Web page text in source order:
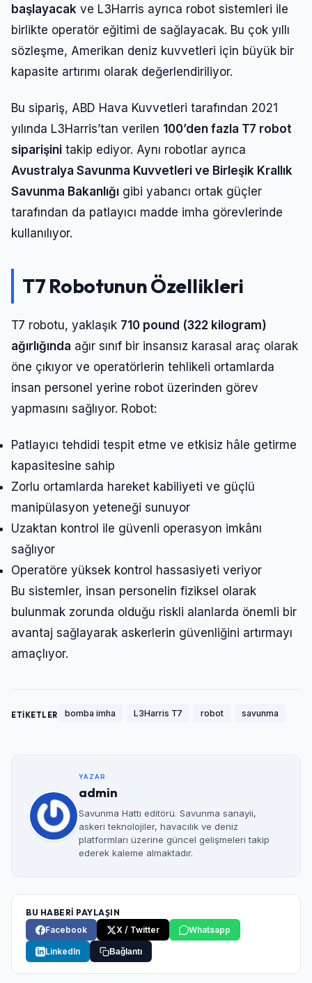
başlayacak ve L3Harris ayrıca robot sistemleri ile
birlikte operatör eğitimi de sağlayacak. Bu çok yıllı
sözleşme, Amerikan deniz kuvvetleri için büyük bir
kapasite artırımı olarak değerlendiriliyor.
Bu sipariş, ABD Hava Kuvvetleri tarafından 2021
yılında L3Harris’tan verilen 100’den fazla T7 robot
siparişini takip ediyor. Aynı robotlar ayrıca
Avustralya Savunma Kuvvetleri ve Birleşik Krallık
Savunma Bakanlığı gibi yabancı ortak güçler
tarafından da patlayıcı madde imha görevlerinde
kullanılıyor.
T7 Robotunun Özellikleri
T7 robotu, yaklaşık 710 pound (322 kilogram)
ağırlığında ağır sınıf bir insansız karasal araç olarak
öne çıkıyor ve operatörlerin tehlikeli ortamlarda
insan personel yerine robot üzerinden görev
yapmasını sağlıyor. Robot:
Patlayıcı tehdidi tespit etme ve etkisiz hâle getirme
kapasitesine sahip
Zorlu ortamlarda hareket kabiliyeti ve güçlü
manipülasyon yeteneği sunuyor
Uzaktan kontrol ile güvenli operasyon imkânı
sağlıyor
Operatöre yüksek kontrol hassasiyeti veriyor
Bu sistemler, insan personelin fiziksel olarak
bulunmak zorunda olduğu riskli alanlarda önemli bir
avantaj sağlayarak askerlerin güvenliğini artırmayı
amaçlıyor.
ETİKETLER bomba imha L3Harris T7 robot savunma
YAZAR
admin
Savunma Hattı editörü. Savunma sanayii,
askeri teknolojiler, havacılık ve deniz
platformları üzerine güncel gelişmeleri takip
ederek kaleme almaktadır.
BU HABERİ PAYLAŞIN
Facebook
X / Twitter Whatsapp
LinkedIn Bağlantı